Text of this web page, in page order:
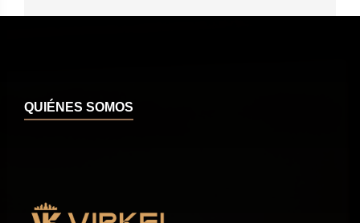
QUIÉNES SOMOS